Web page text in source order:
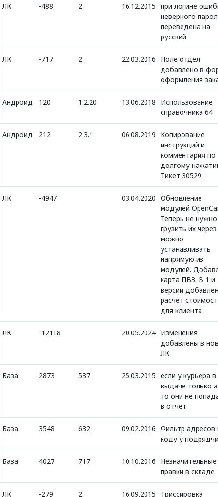
ЛК -488 2 16.12.2015 при логине
неверного
переведена на
русский
ЛК -717 2 22.03.2016
Поле отдел
добавлено в
оформления
Андроид 120 1.2.20 13.06.2018
Использование
справочника 64
Андроид 212 2.3.1 06.08.2019
Копирование
инструкций и
комментария по
долгому
Тикет 30529
ЛК -4947 03.04.2020 Обновление
модулей
Теперь не нужно
грузить их через
можно
устанавливать
напрямую из
модулей.
карта ПВЗ. В 1 и
версии добавлен
расчет
для клиента
ЛК -12118 20.05.2024 Изменения
добавлены в
ЛК
База 2873 537 25.03.2015 если у курьера в
выдаче только
то они не
в отчет
База 3548 632 09.02.2016 Фильтр адресов
коду у
База 4027 717 10.10.2016
Незначительные
правки в складе
ЛК -279 2 16.09.2015 Триссировка